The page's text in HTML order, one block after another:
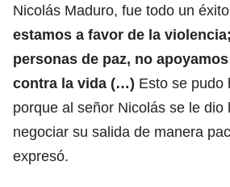
Nicolás Maduro, fue todo un
estamos a favor de la
personas de paz, no
contra la vida (…) Esto se pudo
porque al señor Nicolás se le dio
negociar su salida de manera
expresó.